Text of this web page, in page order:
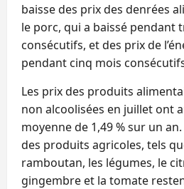
baisse des prix des denrées
le porc, qui a baissé pendant
consécutifs, et des prix de
pendant cinq mois
Les prix des produits
non alcoolisées en juillet ont
moyenne de 1,49 % sur un
des produits agricoles, tels
ramboutan, les légumes, le
gingembre et la tomate